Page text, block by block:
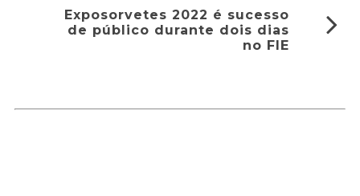
Exposorvetes 2022 é sucesso
de público durante dois dias
no FIE